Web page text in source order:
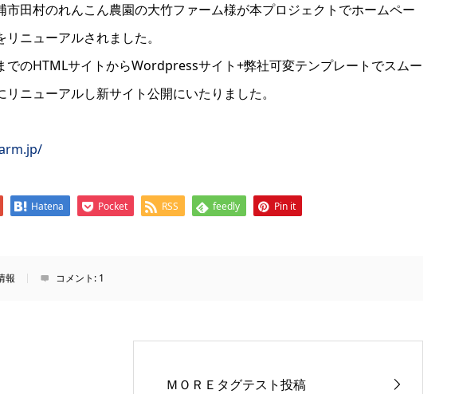
市田村のれんこん農園の大竹ファーム様が本プロジェクトでホームペー
リニューアルされました。
でのHTMLサイトからWordpressサイト+弊社可変テンプレートでスムー
リニューアルし新サイト公開にいたりました。
Hatena Pocket RSS feedly Pin it
報 コメント: 1
ＭＯＲＥタグテスト投稿